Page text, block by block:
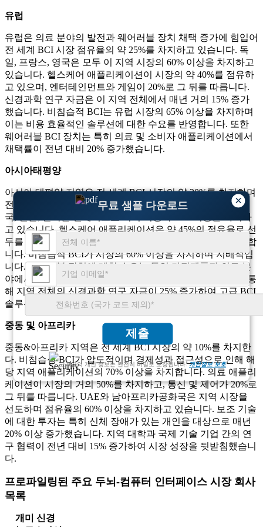
×
무료 샘플 다운로드
제출
고객님의 개인 정보는 완전히 비밀로 보장됩니다.개인정보 보호
유럽
유럽은 의료 분야의 발전과 웨어러블 장치 채택 증가에 힘입어
전 세계 BCI 시장 점유율의 약 25%를 차지하고 있습니다. 독
일, 프랑스, ​​영국은 모두 이 지역 시장의 60% 이상을 차지하고
있습니다. 헬스케어 애플리케이션이 시장의 약 40%를 점유하
고 있으며, 엔터테인먼트와 게임이 20%로 그 뒤를 따릅니다.
신경과학 연구 자금은 이 지역 전체에서 매년 거의 15% 증가
했습니다. 비침습적 BCI는 유럽 시장의 65% 이상을 차지하며
이는 비용 효율적인 솔루션에 대한 수요를 반영합니다. 또한
웨어러블 BCI 장치는 특히 의료 및 소비자 애플리케이션에서
채택률이 전년 대비 20% 증가했습니다.
아시아태평양
아시아 태평양 지역은 전 세계 BCI 시장의 약 20%를 차지하며
전 세계적으로 채택률이 가장 빠르게 증가하고 있습니다. 중
국, 일본, 한국은 전체적으로 지역 시장의 70% 이상을 차지하
고 있습니다. 헬스케어 애플리케이션은 약 45%의 점유율로 선
두를 달리고 있으며, 엔터테인먼트와 게임은 약 25%를 차지합
니다. 비침습적 BCI가 시장의 60% 이상을 차지하며 지배적입
니다. 웨어러블 장치에 대한 수요는 특히 가전제품과 의료 분
야에서 매년 거의 30%씩 증가했습니다. 정부 이니셔티브를 통
해 지역 전체의 신경과학 연구 자금이 25% 증가하여 고급 BCI
솔루션의 개발 및 상용화를 지원했습니다.
중동 및 아프리카
중동&아프리카 지역은 전 세계 BCI 시장의 약 10%를 차지한
다. 비침습성 BCI가 압도적이며 경제성과 접근성으로 인해 해
당 지역 애플리케이션의 70% 이상을 차지합니다. 의료 애플리
케이션이 시장의 거의 50%를 차지하고, 통신 및 제어가 20%로
그 뒤를 따릅니다. UAE와 남아프리카공화국은 지역 시장을
선도하며 점유율의 60% 이상을 차지하고 있습니다. 보조 기술
에 대한 투자는 특히 신체 장애가 있는 개인을 대상으로 매년
20% 이상 증가했습니다. 지역 대학과 국제 기술 기업 간의 연
구 협력이 전년 대비 15% 증가하여 시장 성장을 뒷받침했습니
다.
프로파일링된 주요 두뇌-컴퓨터 인터페이스 시장 회사
목록
개미 신경